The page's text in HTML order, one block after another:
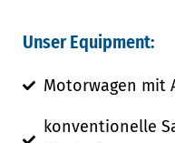
Unser Equipment:
Motorwagen mit
konventionelle